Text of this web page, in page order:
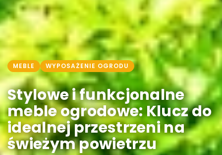
MEBLE WYPOSAŻENIE OGRODU
Stylowe i funkcjonalne
meble ogrodowe: Klucz do
idealnej przestrzeni na
świeżym powietrzu